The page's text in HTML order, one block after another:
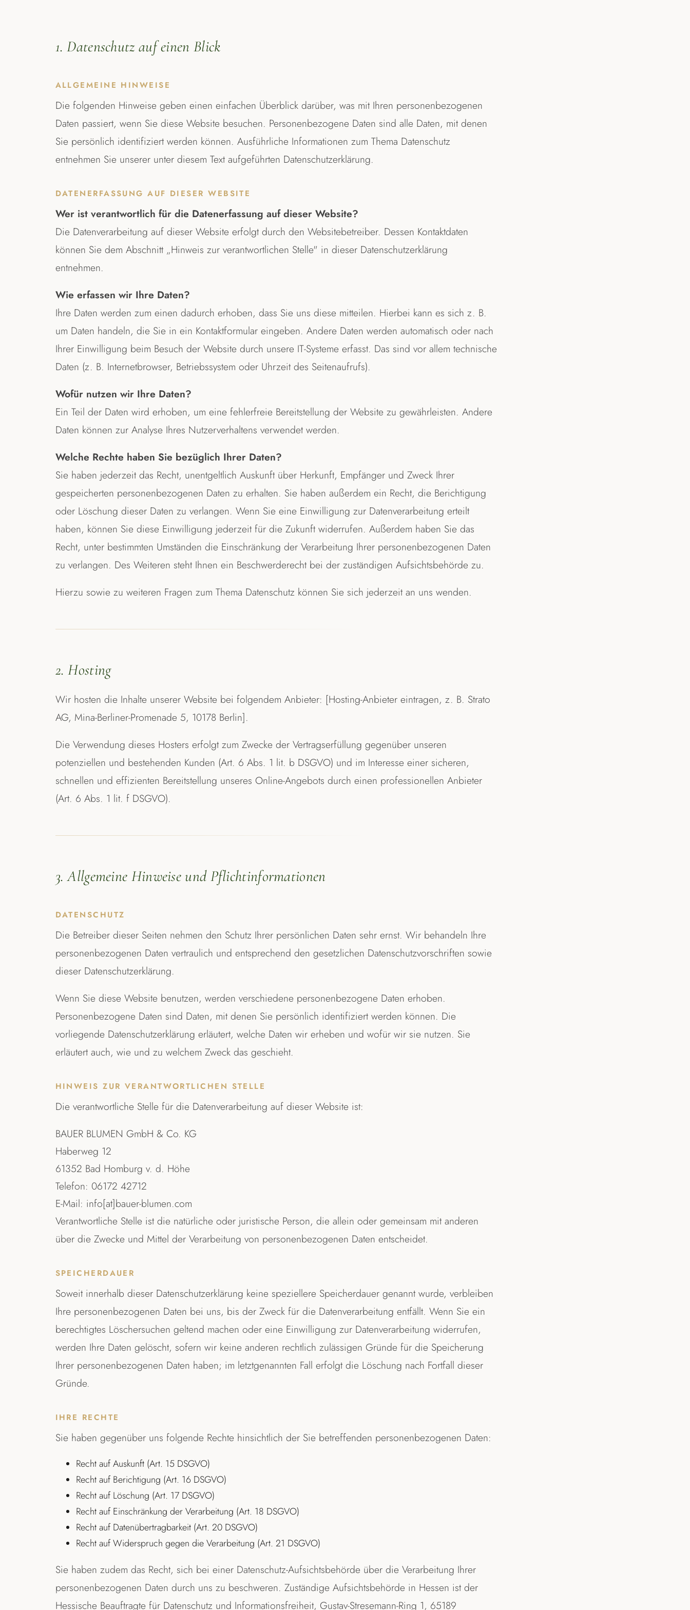
1. Datenschutz auf einen Blick
ALLGEMEINE HINWEISE
Die folgenden Hinweise geben einen einfachen Überblick darüber, was mit Ihren personenbezogenen
Daten passiert, wenn Sie diese Website besuchen. Personenbezogene Daten sind alle Daten, mit denen
Sie persönlich identifiziert werden können. Ausführliche Informationen zum Thema Datenschutz
entnehmen Sie unserer unter diesem Text aufgeführten Datenschutzerklärung.
DATENERFASSUNG AUF DIESER WEBSITE
Wer ist verantwortlich für die Datenerfassung auf dieser Website?
Die Datenverarbeitung auf dieser Website erfolgt durch den Websitebetreiber. Dessen Kontaktdaten
können Sie dem Abschnitt „Hinweis zur verantwortlichen Stelle" in dieser Datenschutzerklärung
entnehmen.
Wie erfassen wir Ihre Daten?
Ihre Daten werden zum einen dadurch erhoben, dass Sie uns diese mitteilen. Hierbei kann es sich z. B.
um Daten handeln, die Sie in ein Kontaktformular eingeben. Andere Daten werden automatisch oder nach
Ihrer Einwilligung beim Besuch der Website durch unsere IT-Systeme erfasst. Das sind vor allem technische
Daten (z. B. Internetbrowser, Betriebssystem oder Uhrzeit des Seitenaufrufs).
Wofür nutzen wir Ihre Daten?
Ein Teil der Daten wird erhoben, um eine fehlerfreie Bereitstellung der Website zu gewährleisten. Andere
Daten können zur Analyse Ihres Nutzerverhaltens verwendet werden.
Welche Rechte haben Sie bezüglich Ihrer Daten?
Sie haben jederzeit das Recht, unentgeltlich Auskunft über Herkunft, Empfänger und Zweck Ihrer
gespeicherten personenbezogenen Daten zu erhalten. Sie haben außerdem ein Recht, die Berichtigung
oder Löschung dieser Daten zu verlangen. Wenn Sie eine Einwilligung zur Datenverarbeitung erteilt
haben, können Sie diese Einwilligung jederzeit für die Zukunft widerrufen. Außerdem haben Sie das
Recht, unter bestimmten Umständen die Einschränkung der Verarbeitung Ihrer personenbezogenen Daten
zu verlangen. Des Weiteren steht Ihnen ein Beschwerderecht bei der zuständigen Aufsichtsbehörde zu.
Hierzu sowie zu weiteren Fragen zum Thema Datenschutz können Sie sich jederzeit an uns wenden.
2. Hosting
Wir hosten die Inhalte unserer Website bei folgendem Anbieter: [Hosting-Anbieter eintragen, z. B. Strato
AG, Mina-Berliner-Promenade 5, 10178 Berlin].
Die Verwendung dieses Hosters erfolgt zum Zwecke der Vertragserfüllung gegenüber unseren
potenziellen und bestehenden Kunden (Art. 6 Abs. 1 lit. b DSGVO) und im Interesse einer sicheren,
schnellen und effizienten Bereitstellung unseres Online-Angebots durch einen professionellen Anbieter
(Art. 6 Abs. 1 lit. f DSGVO).
3. Allgemeine Hinweise und Pflichtinformationen
DATENSCHUTZ
Die Betreiber dieser Seiten nehmen den Schutz Ihrer persönlichen Daten sehr ernst. Wir behandeln Ihre
personenbezogenen Daten vertraulich und entsprechend den gesetzlichen Datenschutzvorschriften sowie
dieser Datenschutzerklärung.
Wenn Sie diese Website benutzen, werden verschiedene personenbezogene Daten erhoben.
Personenbezogene Daten sind Daten, mit denen Sie persönlich identifiziert werden können. Die
vorliegende Datenschutzerklärung erläutert, welche Daten wir erheben und wofür wir sie nutzen. Sie
erläutert auch, wie und zu welchem Zweck das geschieht.
HINWEIS ZUR VERANTWORTLICHEN STELLE
Die verantwortliche Stelle für die Datenverarbeitung auf dieser Website ist:
BAUER BLUMEN GmbH & Co. KG
Haberweg 12
61352 Bad Homburg v. d. Höhe
Telefon: 06172 42712
E-Mail: info[at]bauer-blumen.com
Verantwortliche Stelle ist die natürliche oder juristische Person, die allein oder gemeinsam mit anderen
über die Zwecke und Mittel der Verarbeitung von personenbezogenen Daten entscheidet.
SPEICHERDAUER
Soweit innerhalb dieser Datenschutzerklärung keine speziellere Speicherdauer genannt wurde, verbleiben
Ihre personenbezogenen Daten bei uns, bis der Zweck für die Datenverarbeitung entfällt. Wenn Sie ein
berechtigtes Löschersuchen geltend machen oder eine Einwilligung zur Datenverarbeitung widerrufen,
werden Ihre Daten gelöscht, sofern wir keine anderen rechtlich zulässigen Gründe für die Speicherung
Ihrer personenbezogenen Daten haben; im letztgenannten Fall erfolgt die Löschung nach Fortfall dieser
Gründe.
IHRE RECHTE
Sie haben gegenüber uns folgende Rechte hinsichtlich der Sie betreffenden personenbezogenen Daten:
Recht auf Auskunft (Art. 15 DSGVO)
Recht auf Berichtigung (Art. 16 DSGVO)
Recht auf Löschung (Art. 17 DSGVO)
Recht auf Einschränkung der Verarbeitung (Art. 18 DSGVO)
Recht auf Datenübertragbarkeit (Art. 20 DSGVO)
Recht auf Widerspruch gegen die Verarbeitung (Art. 21 DSGVO)
Sie haben zudem das Recht, sich bei einer Datenschutz-Aufsichtsbehörde über die Verarbeitung Ihrer
personenbezogenen Daten durch uns zu beschweren. Zuständige Aufsichtsbehörde in Hessen ist der
Hessische Beauftragte für Datenschutz und Informationsfreiheit, Gustav-Stresemann-Ring 1, 65189